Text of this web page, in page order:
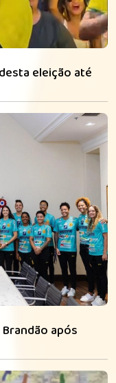
eleição até
após